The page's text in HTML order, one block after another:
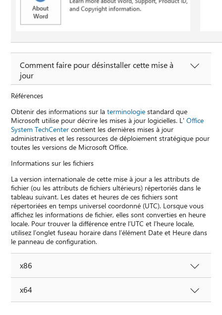
Comment faire pour désinstaller cette mise à
jour
Références
Obtenir des informations sur laterminologie standard que
Microsoft utilise pour décrire les mises à jour logicielles. L'Office
System TechCenter contient les dernières mises à jour
administratives et les ressources de déploiement stratégique pour
toutes les versions de Microsoft Office.
Informations sur les fichiers
La version internationale de cette mise à jour a les attributs de
fichier (ou les attributs de fichiers ultérieurs) répertoriés dans le
tableau suivant. Les dates et heures de ces fichiers sont
répertoriées en temps universel coordonné (UTC). Lorsque vous
affichez les informations de fichier, elles sont converties en heure
locale. Pour trouver la différence entre l’UTC et l’heure locale,
utilisez l’onglet fuseau horaire dans l’élément Date et Heure dans
le panneau de configuration.
x86
x64